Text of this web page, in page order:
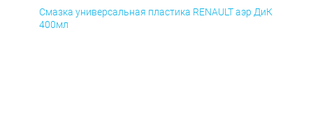
Смазка универсальная пластика RENAULT аэр ДиК
400мл